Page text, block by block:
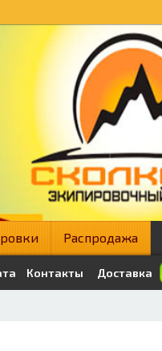
Распродажа
Контакты Доставка